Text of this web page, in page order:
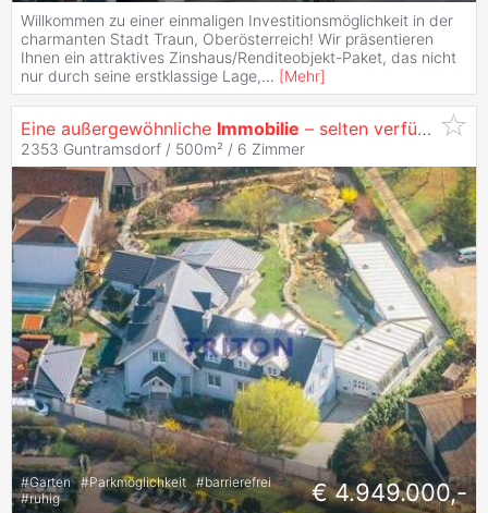
Willkommen zu einer einmaligen Investitionsmöglichkeit in der
charmanten Stadt Traun, Oberösterreich! Wir präsentieren
Ihnen ein attraktives Zinshaus/Renditeobjekt-Paket, das nicht
nur durch seine erstklassige Lage,... [Mehr]
Eine außergewöhnliche Immobilie – selten verfügbar.
2353 Guntramsdorf / 500m² / 6 Zimmer
#Garten #Parkmöglichkeit #barrierefrei
#ruhig € 4.949.000,-